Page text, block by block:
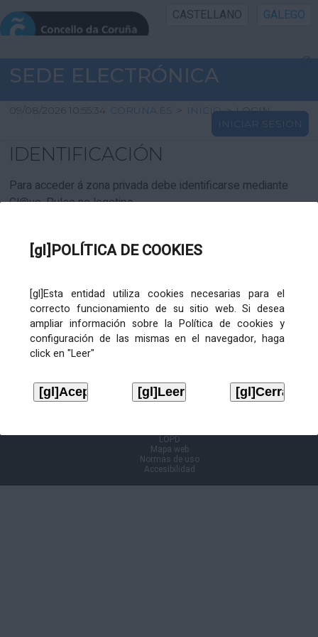
[gl]POLÍTICA DE COOKIES
[gl]Esta entidad utiliza cookies necesarias para el
correcto funcionamiento de su sitio web. Si desea
ampliar información sobre la Política de cookies y
configuración de las mismas en el navegador, haga
click en "Leer"
CASTELLANO GALEGO
INICIO SEDE
INICIO
INFORMACIÓN PÚBLICA
CARTAFOL CIDADÁN
SEDE ELECTRÓNICA
09/08/2026 10:55:34 CORUNA.ES > INICIO > LOGIN
INICIAR SESIÓN
IDENTIFICACIÓN
Para acceder á zona privada debe identificarse mediante
Cl@ve. Pulse no logotipo
LOPD
Mapa web
Normas de uso
Accesibilidad